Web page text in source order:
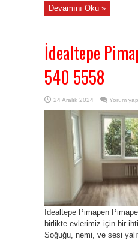
Devamını Oku »
İdealtepe
540 5558
24 Aralık 2024 Yorum yap
İdealtepe Pimapen
birlikte evlerimiz için bir
Soğuğu, nemi, ve sesi